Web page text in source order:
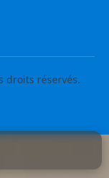
droits réservés.